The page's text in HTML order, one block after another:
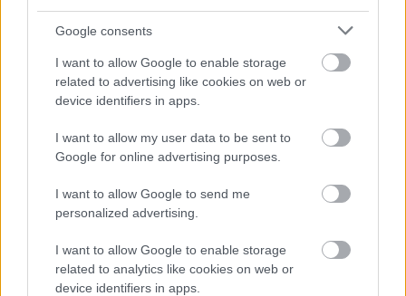
Google consents
I want to allow Google to enable storage
related to advertising like cookies on web or
device identifiers in apps.
I want to allow my user data to be sent to
Google for online advertising purposes.
I want to allow Google to send me
personalized advertising.
I want to allow Google to enable storage
related to analytics like cookies on web or
device identifiers in apps.
«Πέθανε ο πατέρας του Μέσι»: Αναμένεται η
Παναθηναϊκός: Αποθέωση από τους Ισπανούς για
το ρόστερ της ομάδας
Μαρινάκης σε Μονκάδα, «πέντε μεταγραφές